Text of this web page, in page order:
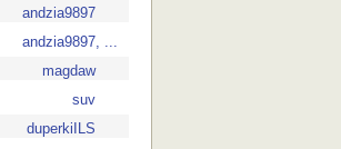
andzia9897
andzia9897, ...
magdaw
suv
duperkiILS